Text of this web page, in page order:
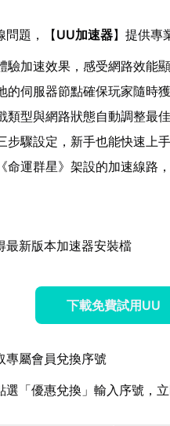
問題，【UU加速器】提供專
驗加速效果，感受網路效能
的伺服器節點確保玩家隨時
類型與網路狀態自動調整最
步驟設定，新手也能快速上手
命運群星》架設的加速線路
最新版本加速器安裝檔
下載免費試用UU
專屬會員兌換序號
「優惠兌換」輸入序號，